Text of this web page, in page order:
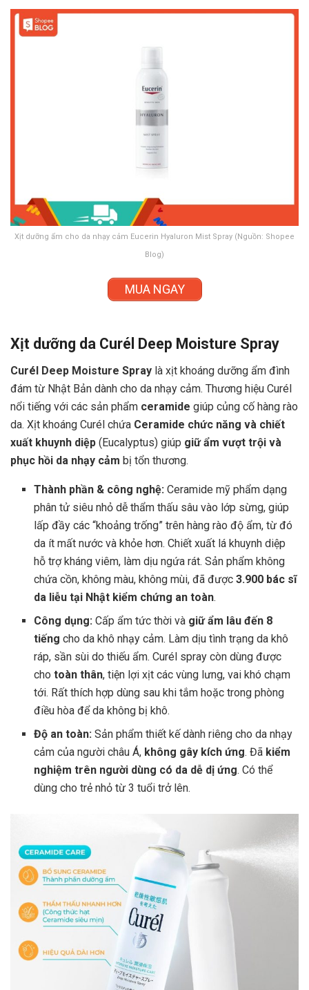
Xịt dưỡng ẩm cho da nhạy cảm Eucerin Hyaluron Mist Spray (Nguồn: Shopee
Blog)
MUA NGAY
Xịt dưỡng da Curél Deep Moisture Spray
Curél Deep Moisture Spray là xịt khoáng dưỡng ẩm đình
đám từ Nhật Bản dành cho da nhạy cảm. Thương hiệu Curél
nổi tiếng với các sản phẩm ceramide giúp củng cố hàng rào
da. Xịt khoáng Curél chứa Ceramide chức năng và chiết
xuất khuynh diệp (Eucalyptus) giúp giữ ẩm vượt trội và
phục hồi da nhạy cảm bị tổn thương.
Thành phần & công nghệ: Ceramide mỹ phẩm dạng
phân tử siêu nhỏ dễ thẩm thấu sâu vào lớp sừng, giúp
lấp đầy các “khoảng trống” trên hàng rào độ ẩm, từ đó
da ít mất nước và khỏe hơn. Chiết xuất lá khuynh diệp
hỗ trợ kháng viêm, làm dịu ngứa rát. Sản phẩm không
chứa cồn, không màu, không mùi, đã được3.900 bác sĩ
da liễu tại Nhật kiểm chứng an toàn.
Công dụng: Cấp ẩm tức thời và giữ ẩm lâu đến 8
tiếng cho da khô nhạy cảm. Làm dịu tình trạng da khô
ráp, sần sùi do thiếu ẩm. Curél spray còn dùng được
chotoàn thân, tiện lợi xịt các vùng lưng, vai khó chạm
tới. Rất thích hợp dùng sau khi tắm hoặc trong phòng
điều hòa để da không bị khô.
Độ an toàn: Sản phẩm thiết kế dành riêng cho da nhạy
cảm của người châu Á, không gây kích ứng. Đã kiểm
nghiệm trên người dùng có da dễ dị ứng. Có thể
dùng cho trẻ nhỏ từ 3 tuổi trở lên.